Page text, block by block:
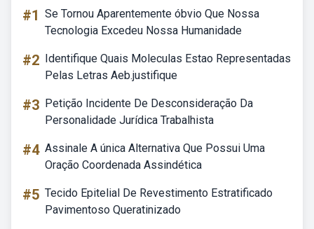
#1 Se Tornou Aparentemente óbvio Que Nossa
Tecnologia Excedeu Nossa Humanidade
#2 Identifique Quais Moleculas Estao Representadas
Pelas Letras Aeb.justifique
#3 Petição Incidente De Desconsideração Da
Personalidade Jurídica Trabalhista
#4 Assinale A única Alternativa Que Possui Uma
Oração Coordenada Assindética
#5 Tecido Epitelial De Revestimento Estratificado
Pavimentoso Queratinizado